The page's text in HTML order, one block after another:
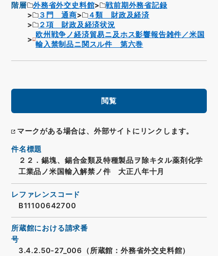
階層 外務省外交史料館
戦前期外務省記録
３門 通商
４類 財政及経済
２項 財政及経済状況
欧州戦争ノ経済貿易ニ及ホス影響報告雑件／米国
輸入禁制品ニ関スル件 第六巻
閲覧
マークがある場合は、外部サイトにリンクします。
件名標題
２２．錫塊、錫合金類及特種製品ヲ除キタル薬剤化学
工業品ノ米国輸入解禁ノ件 大正八年十月
レファレンスコード
B11100642700
所蔵館における請求番
号
3.4.2.50-27_006（所蔵館：外務省外交史料館）